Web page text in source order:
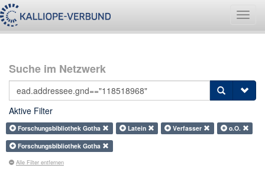
Suche im Netzwerk
Aktive Filter
Forschungsbibliothek Gotha Latein Verfasser
o.O.
Forschungsbibliothek Gotha
Alle Filter entfernen